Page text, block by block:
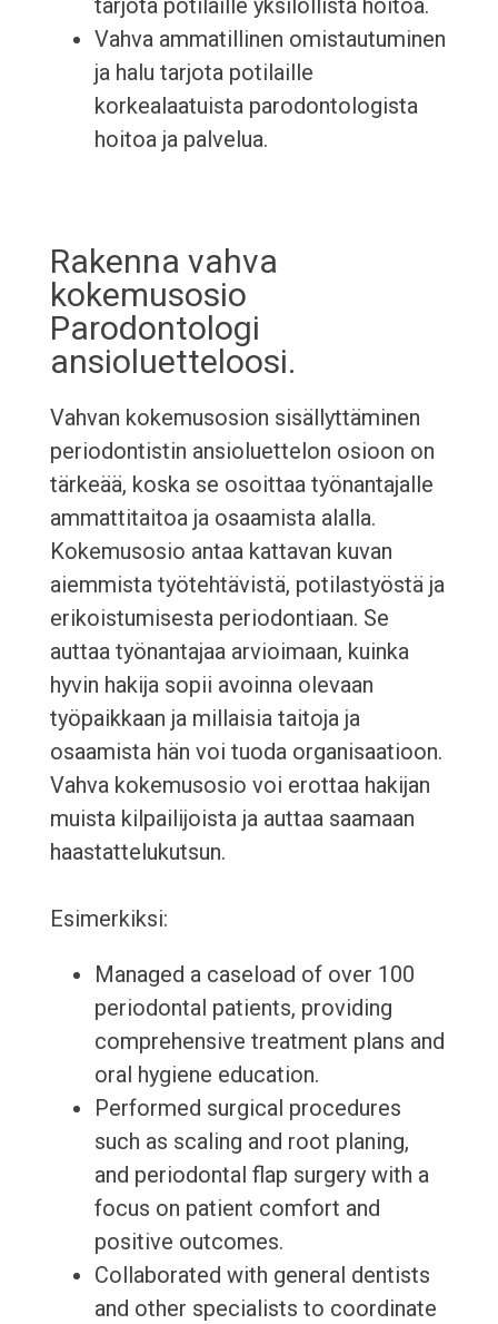
tarjota potilaille yksilöllistä hoitoa.
Vahva ammatillinen omistautuminen
ja halu tarjota potilaille
korkealaatuista parodontologista
hoitoa ja palvelua.
Rakenna vahva
kokemusosio
Parodontologi
ansioluetteloosi.
Vahvan kokemusosion sisällyttäminen
periodontistin ansioluettelon osioon on
tärkeää, koska se osoittaa työnantajalle
ammattitaitoa ja osaamista alalla.
Kokemusosio antaa kattavan kuvan
aiemmista työtehtävistä, potilastyöstä ja
erikoistumisesta periodontiaan. Se
auttaa työnantajaa arvioimaan, kuinka
hyvin hakija sopii avoinna olevaan
työpaikkaan ja millaisia taitoja ja
osaamista hän voi tuoda organisaatioon.
Vahva kokemusosio voi erottaa hakijan
muista kilpailijoista ja auttaa saamaan
haastattelukutsun.
Esimerkiksi:
Managed a caseload of over 100
periodontal patients, providing
comprehensive treatment plans and
oral hygiene education.
Performed surgical procedures
such as scaling and root planing,
and periodontal flap surgery with a
focus on patient comfort and
positive outcomes.
Collaborated with general dentists
and other specialists to coordinate